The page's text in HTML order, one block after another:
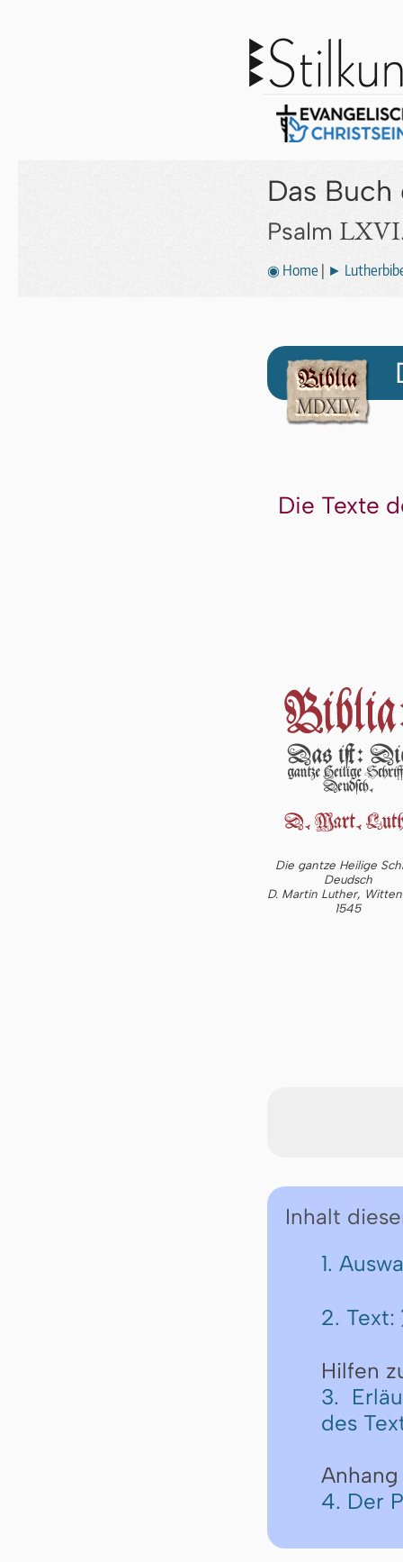
Das Buch
Psalm
◉ Home ►
Die Texte
Die gantze Heilige
Deudsch
D. Martin Luther,
1545
Inhalt
1.
2. Text:
Hilfen
3.
des
Anhang
4. Der